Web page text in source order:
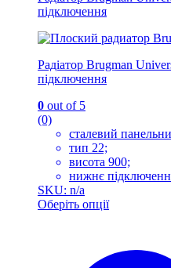
підключення
Радіатор Brugman
підключення
0 out of 5
(0)
сталевий
тип 22;
висота 900;
нижнє
SKU: n/a
Оберіть опції